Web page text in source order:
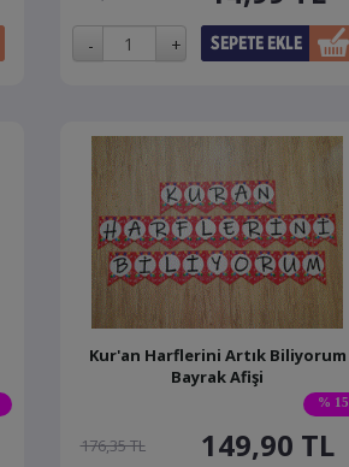
% 15
Kur'an Harflerini Artık Biliyorum
Bayrak Afişi
176,35 TL 149,90 TL